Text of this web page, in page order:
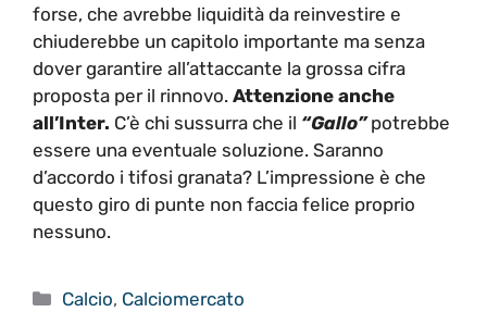
forse, che avrebbe liquidità da reinvestire e
chiuderebbe un capitolo importante ma senza
dover garantire all’attaccante la grossa cifra
proposta per il rinnovo. Attenzione anche
all’Inter. C’è chi sussurra che il “Gallo”potrebbe
essere una eventuale soluzione. Saranno
d’accordo i tifosi granata? L’impressione è che
questo giro di punte non faccia felice proprio
nessuno.
Categorie
Calcio, Calciomercato